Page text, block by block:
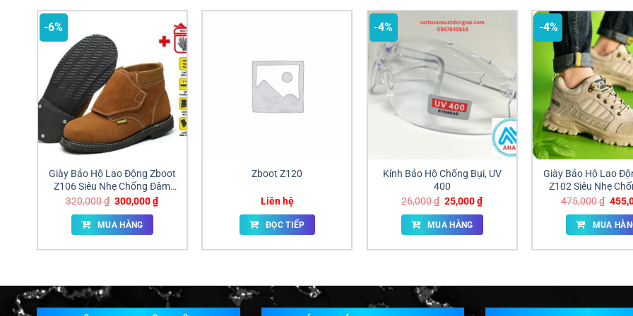
-6%
Giày Bảo Hộ Lao Động Zboot
Z106 Siêu Nhẹ Chống Đâm
Xuyên Giá Tốt Đồng Nai
320,000₫ Giá
là:
320,000 ₫.
300,000₫Giá
hiện
MUA HÀNG
Zboot Z120
Liên hệ
ĐỌC TIẾP
-4%
Kính Bảo Hộ Chống Bụi, UV
400
26,000₫ Giá
là:
26,000 ₫.
25,000₫Giá
hiện
tại
là:
MUA HÀNG
-4%
Giày Bảo Hộ Lao
Z102 Siêu Nhẹ
Xuyên Giá Sỉ
475,000₫ Giá
là:
MUA